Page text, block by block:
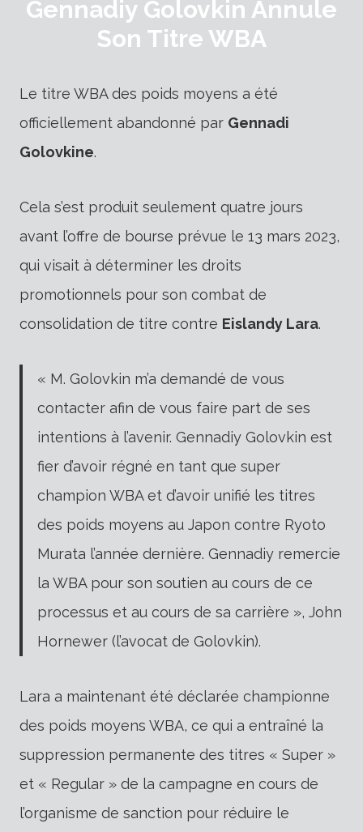
Gennadiy Golovkin Annule
Son Titre WBA
Le titre WBA des poids moyens a été
officiellement abandonné par Gennadi
Golovkine.
Cela s’est produit seulement quatre jours
avant l’offre de bourse prévue le 13 mars 2023,
qui visait à déterminer les droits
promotionnels pour son combat de
consolidation de titre contre Eislandy Lara.
« M. Golovkin m’a demandé de vous
contacter afin de vous faire part de ses
intentions à l’avenir. Gennadiy Golovkin est
fier d’avoir régné en tant que super
champion WBA et d’avoir unifié les titres
des poids moyens au Japon contre Ryoto
Murata l’année dernière. Gennadiy remercie
la WBA pour son soutien au cours de ce
processus et au cours de sa carrière », John
Hornewer (l’avocat de Golovkin).
Lara a maintenant été déclarée championne
des poids moyens WBA, ce qui a entraîné la
suppression permanente des titres « Super »
et « Regular » de la campagne en cours de
l’organisme de sanction pour réduire le